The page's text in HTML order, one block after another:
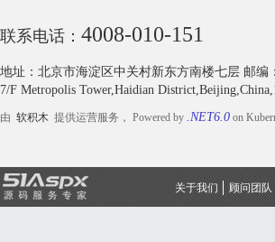
联系电话： 4008-010-151
地址：北京市海淀区中关村新东方南楼七层 邮编
7/F Metropolis Tower,Haidian
由 软积木 提供运营服务， Powered by .NET6.0 on
关于我们 顾问团队